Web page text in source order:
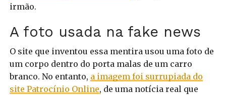
irmão.
A foto usada na fake news
O site que inventou essa mentira usou uma foto de
um corpo dentro do porta malas de um carro
branco. No entanto, a imagem foi surrupiada do
site Patrocínio Online, de uma notícia real que